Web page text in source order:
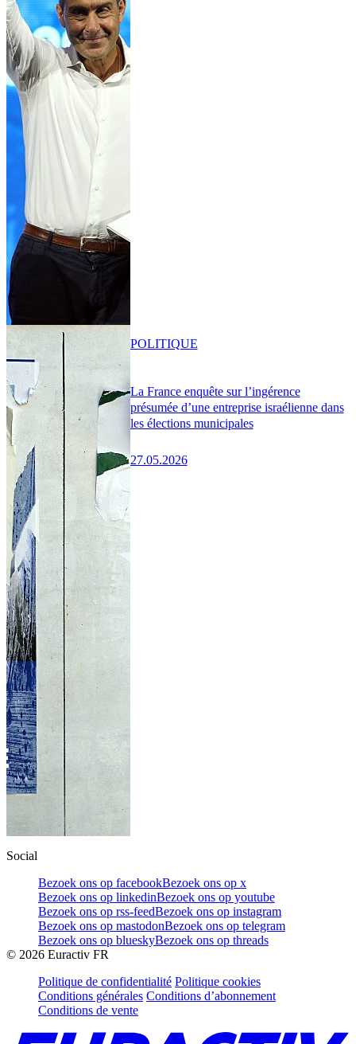
La France enquête sur l’ingérence
présumée d’une entreprise israélienne dans
les élections municipales
27.05.2026
POLITIQUE
Social
Bezoek ons op facebookBezoek ons op x
Bezoek ons op linkedinBezoek ons op youtube
Bezoek ons op rss-feedBezoek ons op instagram
Bezoek ons op mastodonBezoek ons op telegram
Bezoek ons op blueskyBezoek ons op threads
© 2026 Euractiv FR
Politique de confidentialité Politique cookies
Conditions générales Conditions d’abonnement
Conditions de vente